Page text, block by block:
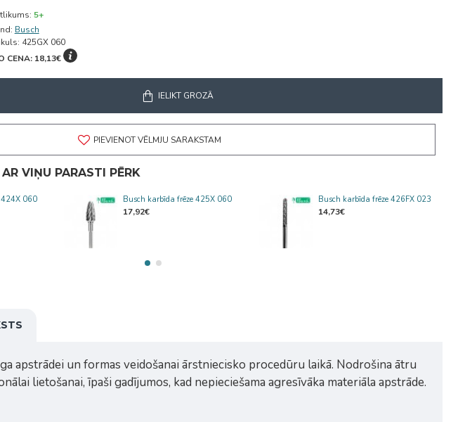
5+
Busch
425GX 060
CENA: 18,13€
IELIKT GROZĀ
PIEVIENOT VĒLMJU SARAKSTAM
VIŅU PARASTI PĒRK
424X 060 Busch karbīda frēze 425X 060
17,92€
Busch karbīda frēze 426FX 023
14,73€
apstrādei un formas veidošanai ārstniecisko procedūru laikā. Nodrošina ātru
lietošanai, īpaši gadījumos, kad nepieciešama agresīvāka materiāla apstrāde.